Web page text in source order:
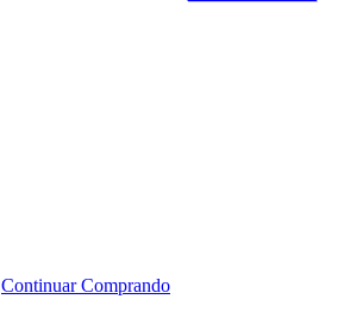
Continuar Comprando